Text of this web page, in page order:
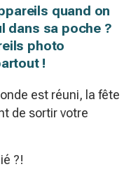
quand on
dans sa poche ?
photo
!
est réuni, la fête
de sortir votre
?!